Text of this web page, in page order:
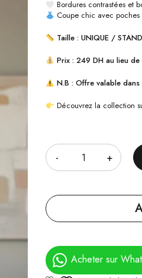
Bordures contrastées et
Coupe chic avec
Taille : UNIQUE /
Prix : 249 DH au lieu de
N.B : Offre valable
Découvrez la collection
Acheter sur